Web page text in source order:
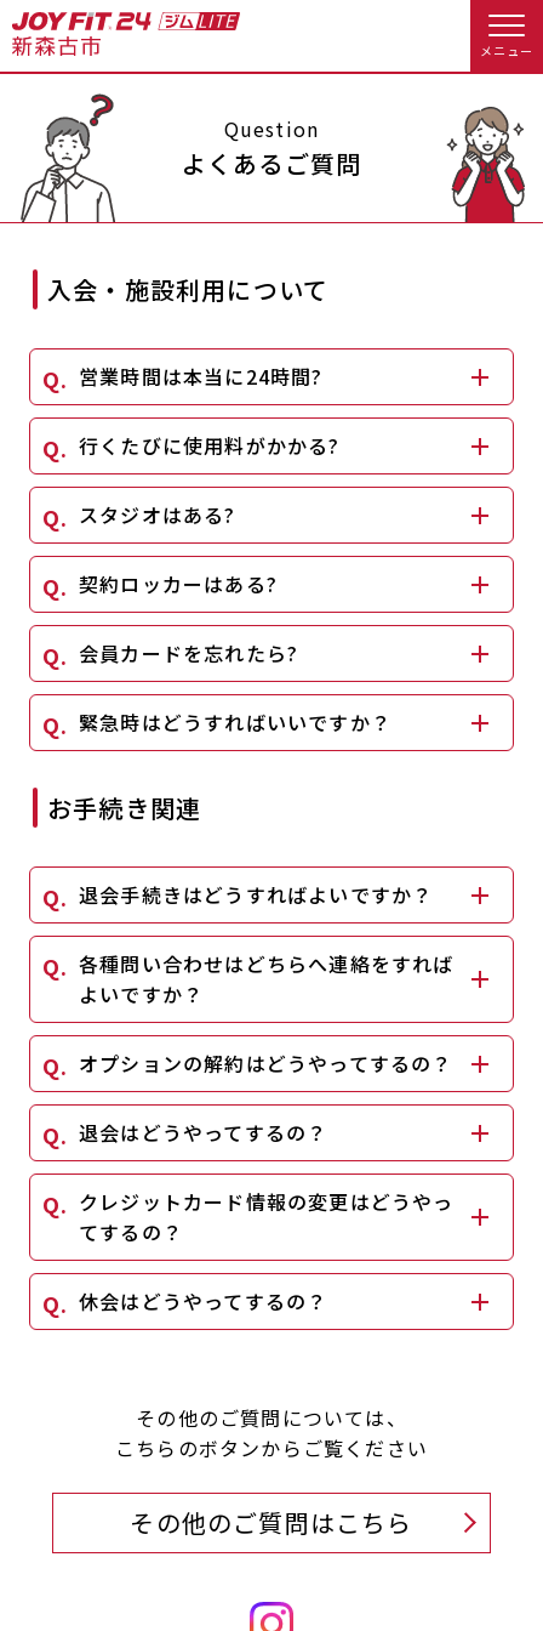
メニュー
店舗トップ
アクセス 店舗情報・サービス
よくあるご質問 店舗へのお問い合わせ
入会するトップ
Appで入会手続き料金・サービス等詳しく見る
入会を悩まれている方へトップ
キャンペーン
アクセス 店舗情報・サービス
見学・体験 入会方法
よくあるご質問 店舗へのお問い合わせ
JOYFIT総合トップ JOYFIT
JOYFIT24
JOYFIT+
Question
よくあるご質問
入会・施設利用について
営業時間は本当に24時間?
行くたびに使用料がかかる?
スタジオはある?
契約ロッカーはある?
会員カードを忘れたら?
緊急時はどうすればいいですか？
お手続き関連
退会手続きはどうすればよいですか？
各種問い合わせはどちらへ連絡をすれば
よいですか？
オプションの解約はどうやってするの？
退会はどうやってするの？
クレジットカード情報の変更はどうやっ
てするの？
休会はどうやってするの？
その他のご質問については、
こちらのボタンからご覧ください
その他のご質問はこちら